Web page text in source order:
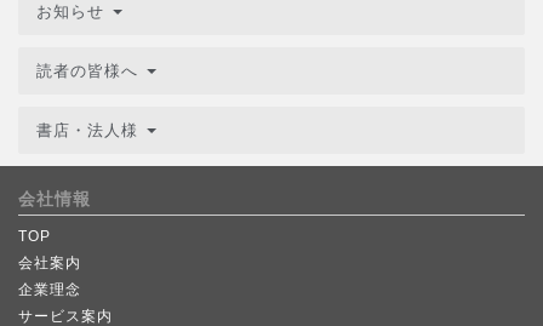
お知らせ
読者の皆様へ
書店・法人様
会社情報
TOP
会社案内
企業理念
サービス案内